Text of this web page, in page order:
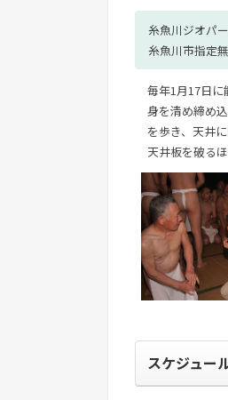
糸魚川ジオパ
糸魚川市指定
毎年1月17日に
身を清め締め
を歩き、天井
天井板を破る
スケジュー